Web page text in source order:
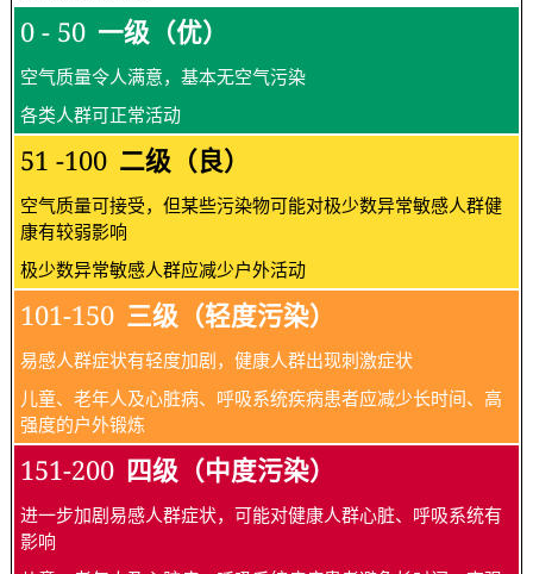
0 - 50 一级（优）
空气质量令人满意，基本无空气污染
各类人群可正常活动
51 -100 二级（良）
空气质量可接受，但某些污染物可能对极少数异常敏感人群健
康有较弱影响
极少数异常敏感人群应减少户外活动
101-150 三级（轻度污染）
易感人群症状有轻度加剧，健康人群出现刺激症状
儿童、老年人及心脏病、呼吸系统疾病患者应减少长时间、高
强度的户外锻炼
151-200 四级（中度污染）
进一步加剧易感人群症状，可能对健康人群心脏、呼吸系统有
影响